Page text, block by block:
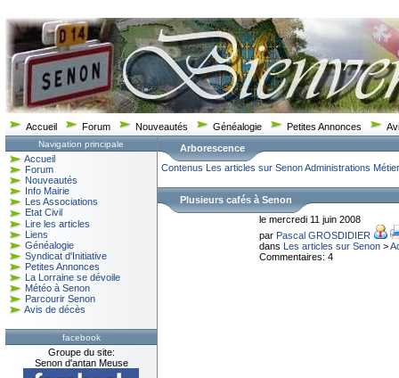
Accueil Forum Nouveautés Généalogie Petites Annonces
Navigation principale
Accueil
Forum
Nouveautés
Info Mairie
Les Associations
Etat Civil
Lire les articles
Liens
Généalogie
Syndicat d'Initiative
Petites Annonces
La Lorraine se dévoile
Météo à Senon
Parcourir Senon
Avis de décès
facebook
Groupe du site:
Senon d'antan Meuse
Arborescence
Contenus Les articles sur SenonAdministrations
Plusieurs cafés à Senon
le mercredi 11 juin 2008
par Pascal GROSDIDIER
dans Les articles sur Senon >
Commentaires: 4